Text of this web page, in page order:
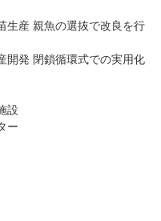
産 親魚の選抜で改良を行
発 閉鎖循環式での実用化
設
ー